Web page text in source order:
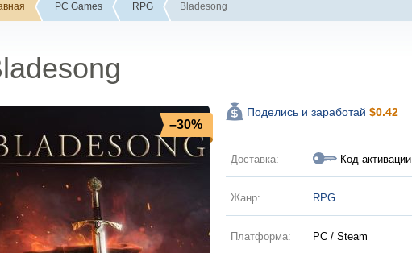
PC Games RPG Bladesong
–30%
Поделись и заработай $0.42
Доставка: Код активации
Жанр: RPG
Платформа: PC / Steam